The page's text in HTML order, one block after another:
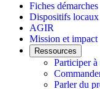
Fiches démarches
Dispositifs locaux
AGIR
Mission et impact
Ressources
Participer
Parler du